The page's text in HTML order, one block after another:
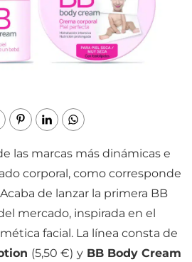
las marcas más dinámicas e
corporal, como corresponde
de lanzar la primera BB
mercado, inspirada en el
facial. La línea consta de
(5,50 €) y BB Body Cream